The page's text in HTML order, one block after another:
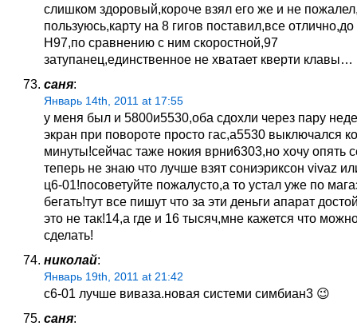
слишком здоровый,короче взял его же и не
пользуюсь,карту на 8 гигов поставил,все
Н97,по сравнению с ним скоростной,97
затупанец,единственное не хватает кверти клавы…
саня:
Январь 14th, 2011 at 17:55
у меня был и 5800и5530,оба сдохли через пару
экран при повороте просто гас,а5530 выключался
минуты!сейчас таже нокия врни6303,но хочу опять
теперь не знаю что лучше взят сониэриксон vivaz
ц6-01!посоветуйте пожалусто,а то устал уже по
бегать!тут все пишут что за эти деньги апарат
это не так!14,а где и 16 тысяч,мне кажется что
сделать!
николай:
Январь 19th, 2011 at 21:42
c6-01 лучше виваза.новая системи симбиан3 😉
саня: